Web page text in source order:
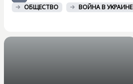
ОБЩЕСТВО ВОЙНА В УКРАИНЕ